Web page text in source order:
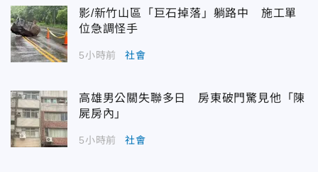
影/新竹山區「巨石掉落」躺路中 施工單
位急調怪手
5小時前 社會
高雄男公關失聯多日 房東破門驚見他「陳
屍房內」
5小時前 社會